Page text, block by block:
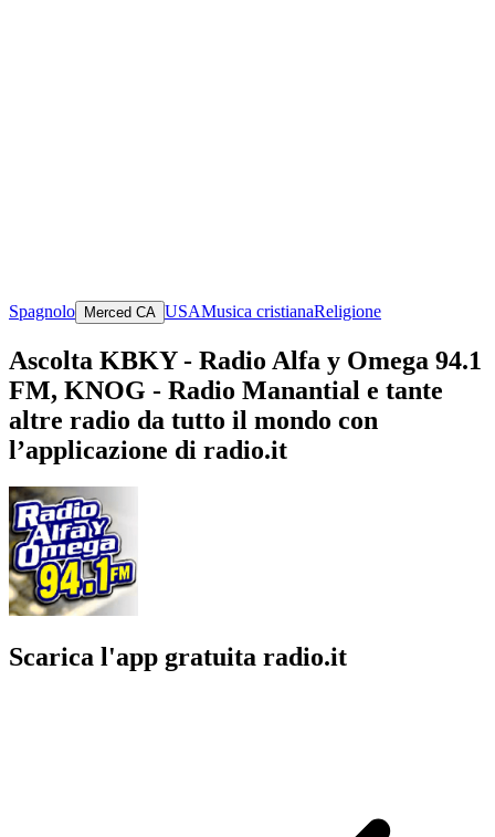
Spagnolo Merced CA USAMusica cristianaReligione
Ascolta KBKY - Radio Alfa y Omega 94.1
FM, KNOG - Radio Manantial e tante
altre radio da tutto il mondo con
l’applicazione di radio.it
Scarica l'app gratuita radio.it